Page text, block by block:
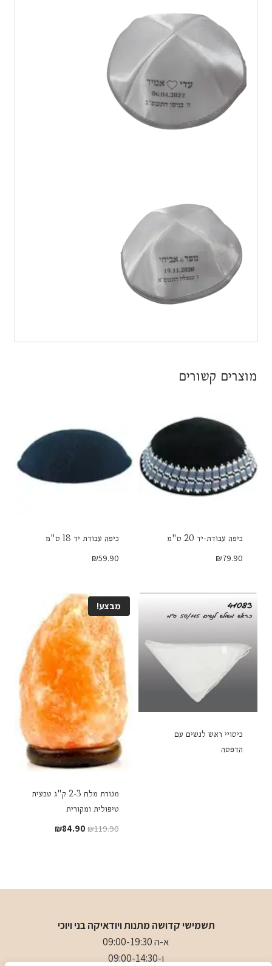
מוצרים קשורים
כיפה עבודת-יד 20 ס"מ
₪79.90
כיפה עבודת יד 18 ס"מ
₪59.90
כיסויי ראש לנשים עם
הדפסה
מבצע!
מנורת מלח 2-3 ק"ג טבעית
טיפולית ומקורית
₪119.90
המחיר ₪84.90 המחיר
תשמישי קדושה מתנות ויודאיקה בני ויוכי
א-ה 09:00-19:30
ו-09:00-14:30